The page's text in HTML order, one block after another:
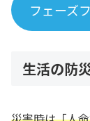
フェーズ
生活の防